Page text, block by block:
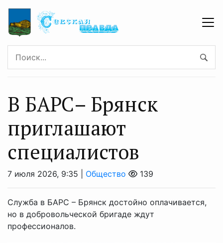
B БAРС– Брянcк
приглaшaют
cпециaлистoв
7 июля 2026, 9:35 | Общество 139
Служба в БАРС – Брянск достойно оплачивается,
но в добровольческой бригаде ждут
профессионалов.